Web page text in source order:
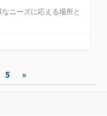
ニーズに応える場所と
5 »